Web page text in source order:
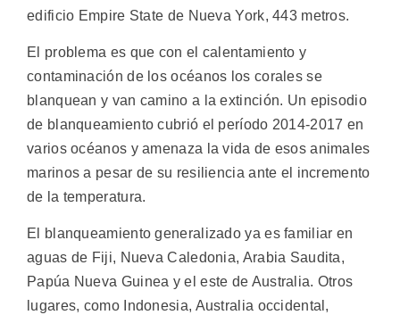
edificio Empire State de Nueva York, 443 metros.
El problema es que con el calentamiento y
contaminación de los océanos los corales se
blanquean y van camino a la extinción. Un episodio
de blanqueamiento cubrió el período 2014-2017 en
varios océanos y amenaza la vida de esos animales
marinos a pesar de su resiliencia ante el incremento
de la temperatura.
El blanqueamiento generalizado ya es familiar en
aguas de Fiji, Nueva Caledonia, Arabia Saudita,
Papúa Nueva Guinea y el este de Australia. Otros
lugares, como Indonesia, Australia occidental,